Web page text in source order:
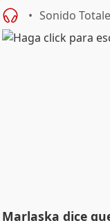
Sonido
Marlaska dice